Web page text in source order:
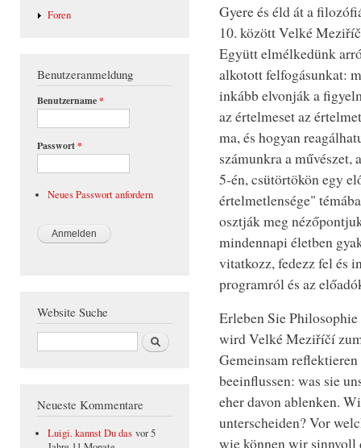
Foren
Benutzeranmeldung
Benutzername*
Passwort*
Neues Passwort anfordern
Website Suche
Suche
Neueste Kommentare
Luigi. kannst Du das vor 5
Gyere és éld át a
10. között Velké
Együtt elmélkedünk
alkotott felfogásunkat:
inkább elvonják a
az értelmeset az
ma, és hogyan
számunkra a
5-én, csütörtökön egy
értelmetlensége"
osztják meg
mindennapi életben
vitatkozz, fedezz fel és
programról és az
Erleben Sie
wird Velké Meziříčí
Gemeinsam
beeinflussen: was sie
eher davon ablenken.
unterscheiden? Vor
wie können wir sinnvoll